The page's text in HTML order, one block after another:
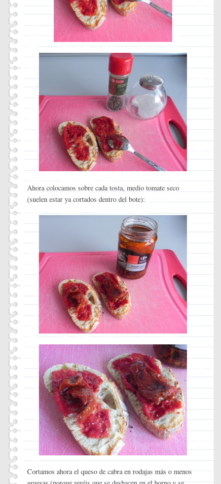
Ahora colocamos sobre cada tosta, medio tomate seco
(suelen estar ya cortados dentro del bote):
Cortamos ahora el queso de cabra en rodajas más o menos